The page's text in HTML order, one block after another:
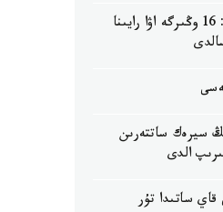
نوسەر، بۇرشاق، داۋىل: 16 وڭىرگە اۋا رايىنا
سيرەك ساتتەرىن
الدى
قاي ساتىدا تۇر